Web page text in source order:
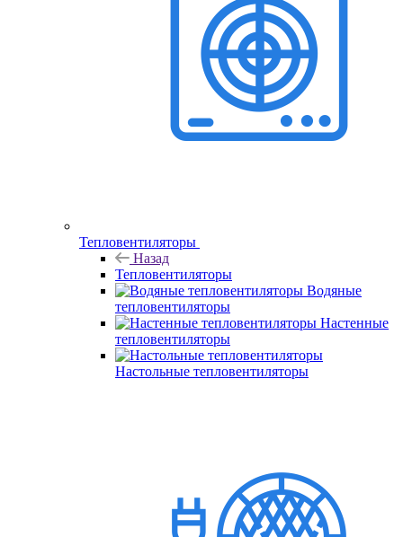
Тепловентиляторы
Назад
Тепловентиляторы
Водяные
тепловентиляторы
Настенные
тепловентиляторы
Настольные тепловентиляторы